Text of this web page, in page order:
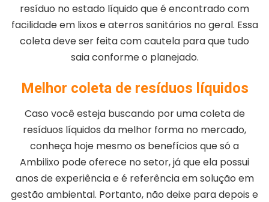
resíduo no estado líquido que é encontrado com
facilidade em lixos e aterros sanitários no geral. Essa
coleta deve ser feita com cautela para que tudo
saia conforme o planejado.
Melhor coleta de resíduos líquidos
Caso você esteja buscando por uma coleta de
resíduos líquidos da melhor forma no mercado,
conheça hoje mesmo os benefícios que só a
Ambilixo pode oferece no setor, já que ela possui
anos de experiência e é referência em solução em
gestão ambiental. Portanto, não deixe para depois e